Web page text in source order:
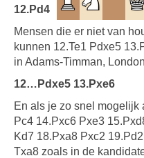
12.Pd4
Mensen die er niet van
kunnen 12.Te1 Pdxe5
in Adams-Timman,
12…Pdxe5 13.Pxe6
En als je zo snel
Pc4 14.Pxc6 Pxe3
Kd7 18.Pxa8 Pxc2
Txa8 zoals in de